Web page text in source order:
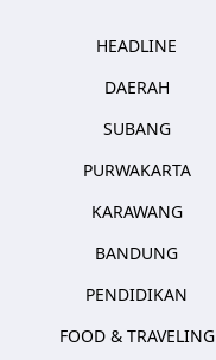
HEADLINE
DAERAH
SUBANG
PURWAKARTA
KARAWANG
BANDUNG
PENDIDIKAN
FOOD & TRAVELING